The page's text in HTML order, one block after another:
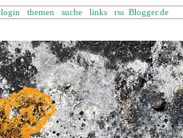
login themen suche links rss